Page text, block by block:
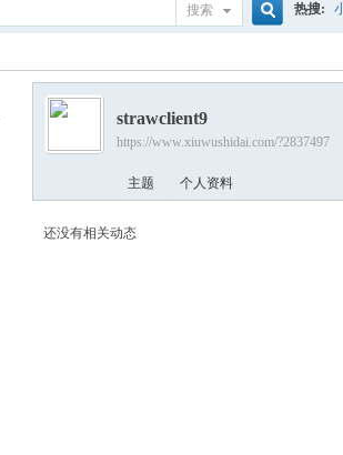
搜索
索
热搜:
strawclient9
https://www.xiuwushidai.com/?2837497
主题 个人资料
还没有相关动态